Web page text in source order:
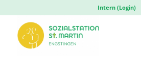
Intern (Login)